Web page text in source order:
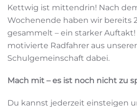
Kettwig ist mittendrin! Nach
Wochenende haben wir bereits
gesammelt – ein starker
motivierte Radfahrer aus unserer
Schulgemeinschaft dabei.
Mach mit – es ist noch nicht zu
Du kannst jederzeit einsteigen